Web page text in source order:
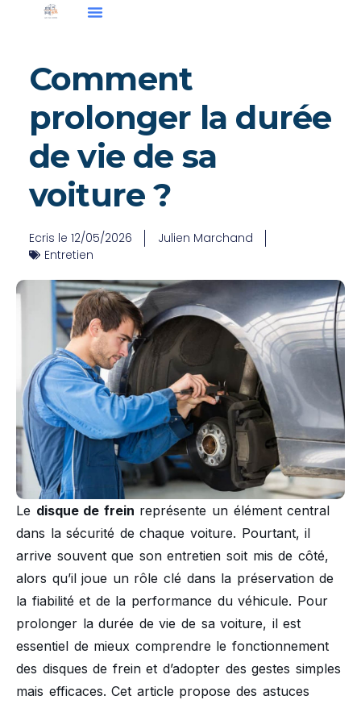
Comment
prolonger la durée
de vie de sa
voiture ?
Ecris le 12/05/2026
Julien Marchand
Entretien
Le disque de frein représente un élément central
dans la sécurité de chaque voiture. Pourtant, il
arrive souvent que son entretien soit mis de côté,
alors qu’il joue un rôle clé dans la préservation de
la fiabilité et de la performance du véhicule. Pour
prolonger la durée de vie de sa voiture, il est
essentiel de mieux comprendre le fonctionnement
des disques de frein et d’adopter des gestes simples
mais efficaces. Cet article propose des astuces